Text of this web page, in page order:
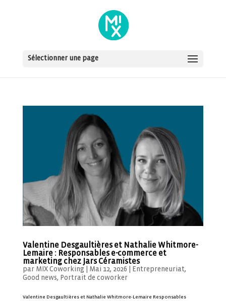
Sélectionner une page
Valentine Desgaultières et Nathalie Whitmore-
Lemaire : Responsables e-commerce et
marketing chez Jars Céramistes
par MIX Coworking Mai 12, 2026 Entrepreneuriat,
Good news, Portrait de coworker
Valentine Desgaultières et Nathalie Whitmore-Lemaire Responsables